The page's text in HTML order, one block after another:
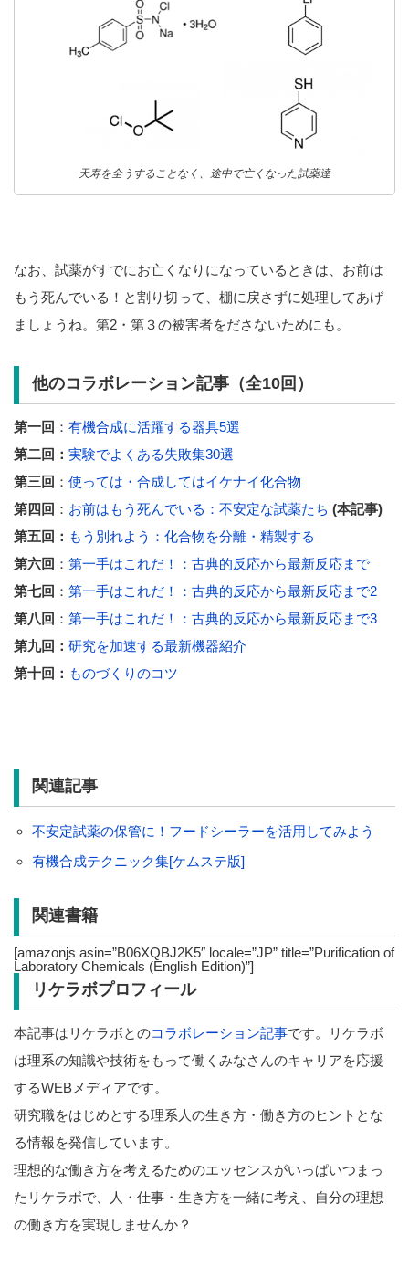
天寿を全うすることなく、途中で亡くなった試薬達
なお、試薬がすでにお亡くなりになっているときは、お前は
もう死んでいる！と割り切って、棚に戻さずに処理してあげ
ましょうね。第2・第３の被害者をださないためにも。
他のコラボレーション記事（全10回）
第一回 ： 有機合成に活躍する器具5選
第二回： 実験でよくある失敗集30選
第三回 ： 使っては・合成してはイケナイ化合物
第四回 ： お前はもう死んでいる：不安定な試薬たち (本記事)
第五回： もう別れよう：化合物を分離・精製する
第六回 ： 第一手はこれだ！：古典的反応から最新反応まで
第七回 ： 第一手はこれだ！：古典的反応から最新反応まで2
第八回 ： 第一手はこれだ！：古典的反応から最新反応まで3
第九回： 研究を加速する最新機器紹介
第十回： ものづくりのコツ
関連記事
不安定試薬の保管に！フードシーラーを活用してみよう
有機合成テクニック集[ケムステ版]
関連書籍
[amazonjs asin=”B06XQBJ2K5″ locale=”JP” title=”Purification of
Laboratory Chemicals (English Edition)”]
リケラボプロフィール
本記事はリケラボとのコラボレーション記事です。リケラボ
は理系の知識や技術をもって働くみなさんのキャリアを応援
するWEBメディアです。
研究職をはじめとする理系人の生き方・働き方のヒントとな
る情報を発信しています。
理想的な働き方を考えるためのエッセンスがいっぱいつまっ
たリケラボで、人・仕事・生き方を一緒に考え、自分の理想
の働き方を実現しませんか？